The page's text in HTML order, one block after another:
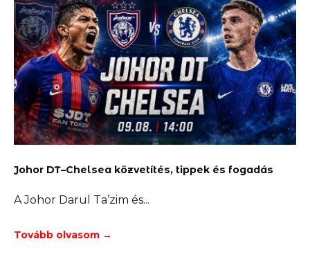
Johor DT–Chelsea közvetítés, tippek és fogadás
A Johor Darul Ta’zim és
Tovább olvasom →